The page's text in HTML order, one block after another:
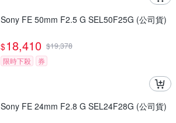
Sony FE 50mm F2.5 G SEL50F25G (公司貨)
$18,410 $19,378
限時下殺
券
Sony FE 24mm F2.8 G SEL24F28G (公司貨)